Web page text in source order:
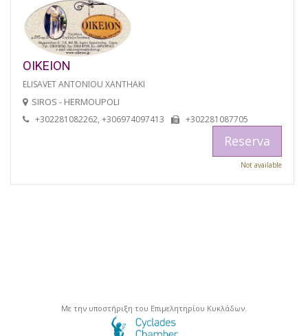
OIKEION
ELISAVET ANTONIOU XANTHAKI
SIROS - HERMOUPOLI
+302281082262, +306974097413 +302281087705
Reserva
Not available
Με την υποστήριξη του Επιμελητηρίου Κυκλάδων.